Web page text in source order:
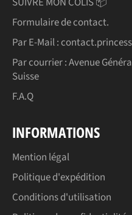
Formulaire de contact.
Par E-Mail :
Par courrier : Avenue
Suisse
F.A.Q
INFORMATIONS
Mention légal
Politique d'expédition
Conditions d'utilisation